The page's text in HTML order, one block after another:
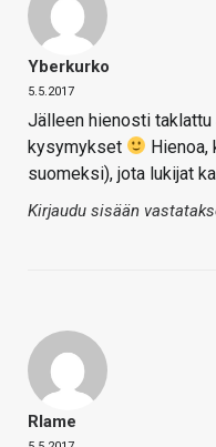
Yberkurko
5.5.2017
Jälleen hienosti
kysymykset
Hienoa,
suomeksi), jota lukijat
Kirjaudu sisään
Rlame